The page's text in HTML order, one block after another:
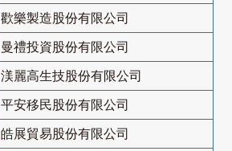
歡樂製造股份有限公司
曼禮投資股份有限公司
渼麗高生技股份有限公司
平安移民股份有限公司
皓展貿易股份有限公司